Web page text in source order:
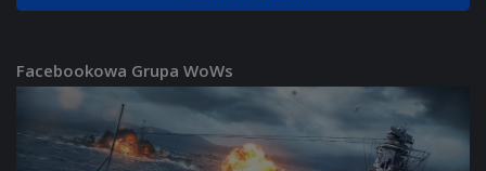
Facebookowa Grupa WoWs